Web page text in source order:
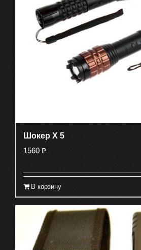
Шокер X 5
1560 ₽
В корзину